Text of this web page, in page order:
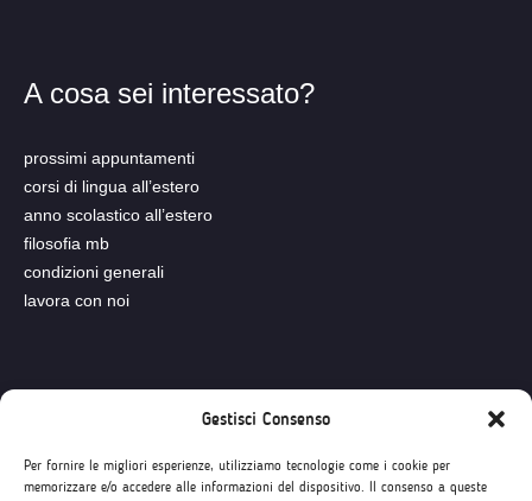
Gestisci Consenso
Per fornire le migliori esperienze, utilizziamo tecnologie come i cookie per
memorizzare e/o accedere alle informazioni del dispositivo. Il consenso a queste
A cosa sei interessato?
prossimi appuntamenti
corsi di lingua all’estero
anno scolastico all’estero
filosofia mb
condizioni generali
lavora con noi